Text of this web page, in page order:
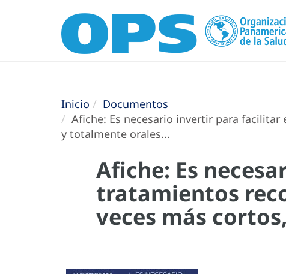
Inicio
Documentos
Afiche: Es necesario invertir para
y totalmente orales...
Afiche: Es
tratamientos
veces más